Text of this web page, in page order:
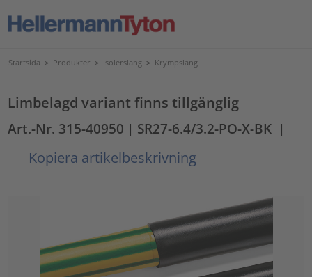
Startsida > Produkter > Isolerslang > Krympslang
Limbelagd variant finns tillgänglig
Art.-Nr. 315-40950 | SR27-6.4/3.2-PO-X-BK |
Kopiera artikelbeskrivning